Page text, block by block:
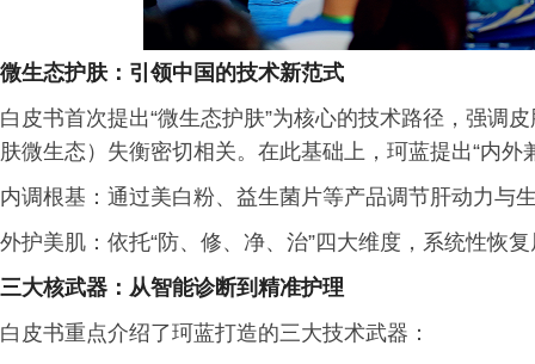
微生态护肤：引领中国的技术新范式
白皮书首次提出“微生态护肤”为核心的技术路径，强调
肤微生态）失衡密切相关。在此基础上，珂蓝提出“内外
内调根基：通过美白粉、益生菌片等产品调节肝动力与
外护美肌：依托“防、修、净、治”四大维度，系统性恢
三大核武器：从智能诊断到精准护理
白皮书重点介绍了珂蓝打造的三大技术武器：